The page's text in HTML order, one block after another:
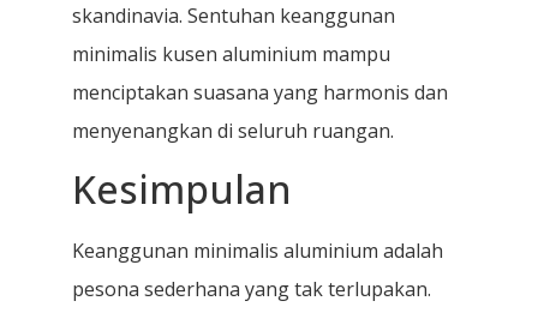
skandinavia. Sentuhan keanggunan
minimalis kusen aluminium mampu
menciptakan suasana yang harmonis dan
menyenangkan di seluruh ruangan.
Kesimpulan
Keanggunan minimalis aluminium adalah
pesona sederhana yang tak terlupakan.